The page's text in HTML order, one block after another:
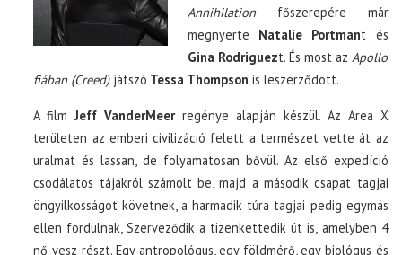
Annihilationfőszerepére már
megnyerte Natalie Portmant és
Gina Rodriguezt. És most azApollo
fiában (Creed)játszó Tessa Thompson is leszerződött.
A film Jeff VanderMeerregénye alapján készül. Az Area X
területen az emberi civilizáció felett a természet vette át az
uralmat és lassan, de folyamatosan bővül. Az első expedíció
csodálatos tájakról számolt be, majd a második csapat tagjai
öngyilkosságot követnek, a harmadik túra tagjai pedig egymás
ellen fordulnak, Szerveződik a tizenkettedik út is, amelyben 4
nő vesz részt. Egy antropológus, egy földmérő, egy biológus és